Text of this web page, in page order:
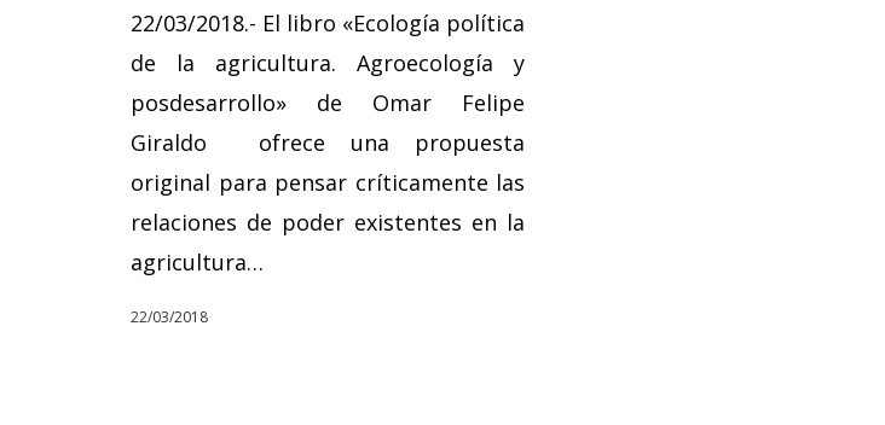
22/03/2018.- El libro «Ecología política
de la agricultura. Agroecología y
posdesarrollo» de Omar Felipe
Giraldo ofrece una propuesta
original para pensar críticamente las
relaciones de poder existentes en la
agricultura…
22/03/2018